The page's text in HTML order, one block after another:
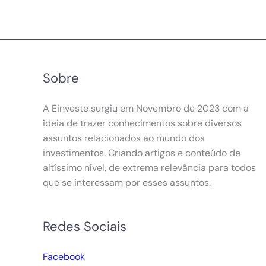
Sobre
A Einveste surgiu em Novembro de 2023 com a
ideia de trazer conhecimentos sobre diversos
assuntos relacionados ao mundo dos
investimentos. Criando artigos e conteúdo de
altíssimo nível, de extrema relevância para todos
que se interessam por esses assuntos.
Redes Sociais
Facebook